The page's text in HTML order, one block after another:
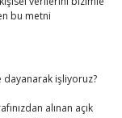
bu metni
dayanarak işliyoruz?
alınan açık
Üyeleri